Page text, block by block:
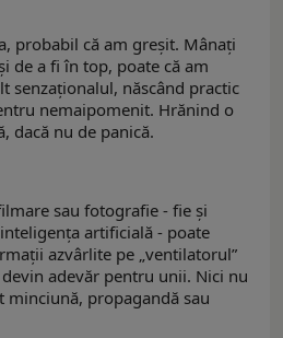
probabil că am greșit. Mânați
de a fi în top, poate că am
senzaționalul, născând practic
nemaipomenit. Hrănind o
dacă nu de panică.
sau fotografie - fie și
artificială - poate
azvârlite pe „ventilatorul”
adevăr pentru unii. Nici nu
minciună, propagandă sau